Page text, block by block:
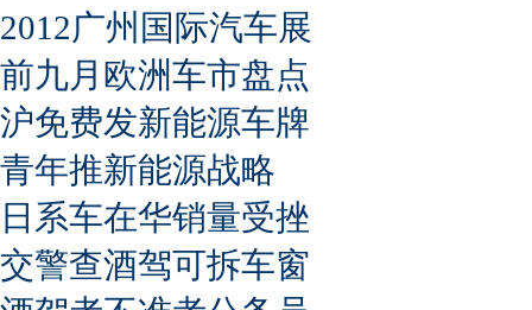
2012广州国际汽车展
前九月欧洲车市盘点
沪免费发新能源车牌
青年推新能源战略
日系车在华销量受挫
交警查酒驾可拆车窗